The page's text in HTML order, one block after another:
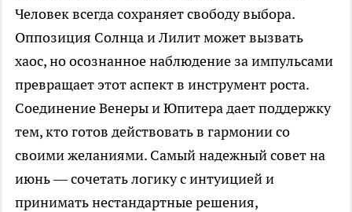
Человек всегда сохраняет свободу выбора.
Оппозиция Солнца и Лилит может вызвать
хаос, но осознанное наблюдение за импульсами
превращает этот аспект в инструмент роста.
Соединение Венеры и Юпитера дает поддержку
тем, кто готов действовать в гармонии со
своими желаниями. Самый надежный совет на
июнь — сочетать логику с интуицией и
принимать нестандартные решения,